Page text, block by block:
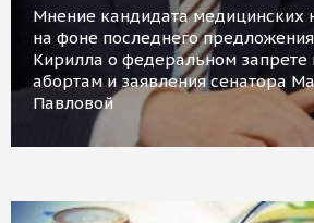
Мнение кандидата медицинских
на фоне последнего
Кирилла о федеральном запрете
абортам и заявления сенатора
Павловой